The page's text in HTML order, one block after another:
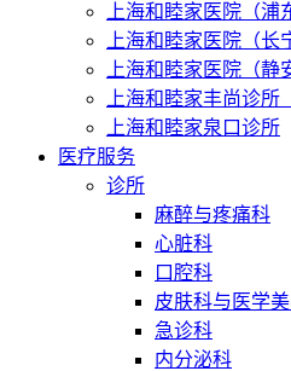
上海和睦家医院（浦
上海和睦家医院（长
上海和睦家医院（静
上海和睦家丰尚诊所
上海和睦家泉口诊所
医疗服务
诊所
麻醉与疼痛科
心脏科
口腔科
皮肤科与医学
急诊科
内分泌科